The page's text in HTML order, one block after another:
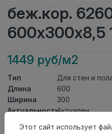
беж.кор.
600х300х8,5
1449 руб/м2
Тип
Для стен и
Длина
600
Ширина
300
АктуальностьАктуален
группа
Керамогранит
Этот сайт использует